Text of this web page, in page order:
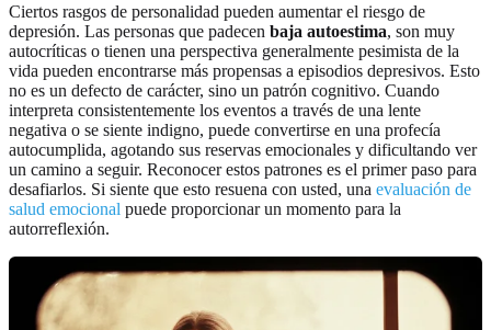
Ciertos rasgos de personalidad pueden aumentar el riesgo de
depresión. Las personas que padecen baja autoestima, son muy
autocríticas o tienen una perspectiva generalmente pesimista de la
vida pueden encontrarse más propensas a episodios depresivos. Esto
no es un defecto de carácter, sino un patrón cognitivo. Cuando
interpreta consistentemente los eventos a través de una lente
negativa o se siente indigno, puede convertirse en una profecía
autocumplida, agotando sus reservas emocionales y dificultando ver
un camino a seguir. Reconocer estos patrones es el primer paso para
desafiarlos. Si siente que esto resuena con usted, una evaluación de
salud emocional puede proporcionar un momento para la
autorreflexión.